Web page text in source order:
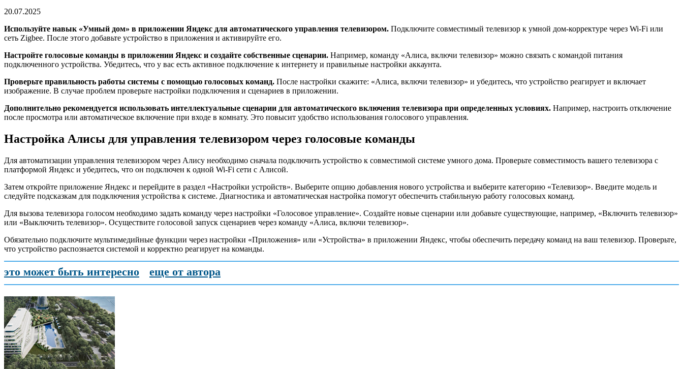
20.07.2025
Используйте навык «Умный дом» в приложении Яндекс для автоматического управления телевизором. Подключите совместимый телевизор к умной дом-корректуре через Wi-Fi или
сеть Zigbee. После этого добавьте устройство в приложения и активируйте его.
Настройте голосовые команды в приложении Яндекс и создайте собственные сценарии. Например, команду «Алиса, включи телевизор» можно связать с командой питания
подключенного устройства. Убедитесь, что у вас есть активное подключение к интернету и правильные настройки аккаунта.
Проверьте правильность работы системы с помощью голосовых команд. После настройки скажите: «Алиса, включи телевизор» и убедитесь, что устройство реагирует и включает
изображение. В случае проблем проверьте настройки подключения и сценариев в приложении.
Дополнительно рекомендуется использовать интеллектуальные сценарии для автоматического включения телевизора при определенных условиях. Например, настроить отключение
после просмотра или автоматическое включение при входе в комнату. Это повысит удобство использования голосового управления.
Настройка Алисы для управления телевизором через голосовые команды
Для автоматизации управления телевизором через Алису необходимо сначала подключить устройство к совместимой системе умного дома. Проверьте совместимость вашего телевизора с
платформой Яндекс и убедитесь, что он подключен к одной Wi-Fi сети с Алисой.
Затем откройте приложение Яндекс и перейдите в раздел «Настройки устройств». Выберите опцию добавления нового устройства и выберите категорию «Телевизор». Введите модель и
следуйте подсказкам для подключения устройства к системе. Диагностика и автоматическая настройка помогут обеспечить стабильную работу голосовых команд.
Для вызова телевизора голосом необходимо задать команду через настройки «Голосовое управление». Создайте новые сценарии или добавьте существующие, например, «Включить телевизор»
или «Выключить телевизор». Осуществите голосовой запуск сценариев через команду «Алиса, включи телевизор».
Обязательно подключите мультимедийные функции через настройки «Приложения» или «Устройства» в приложении Яндекс, чтобы обеспечить передачу команд на ваш телевизор. Проверьте,
что устройство распознается системой и корректно реагирует на команды.
это может быть интересно еще от автора